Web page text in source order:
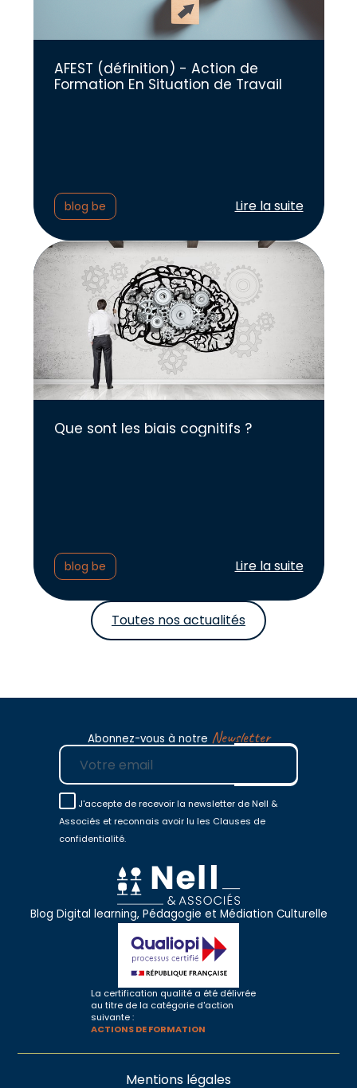
AFEST (définition) - Action de
Formation En Situation de Travail
blog be Lire l'article :
Lire la suite
Que sont les biais cognitifs ?
blog be Lire l'article :
Lire la suite
Toutes nos actualités
Abonnez-vous à notre Newsletter
E-mail
J'accepte de recevoir la newsletter de Nell &
Associés et reconnais avoir lu les Clauses de
confidentialité.
Blog Digital learning, Pédagogie et Médiation Culturelle
La certification qualité a été délivrée
au titre de la catégorie d'action
suivante :
ACTIONS DE FORMATION
Mentions légales